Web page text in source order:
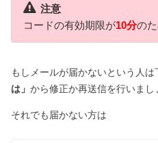
注意
コードの有効期限が10分の
もしメールが届かないという人は
は」から修正か再送信を行いまし
それでも届かない方は